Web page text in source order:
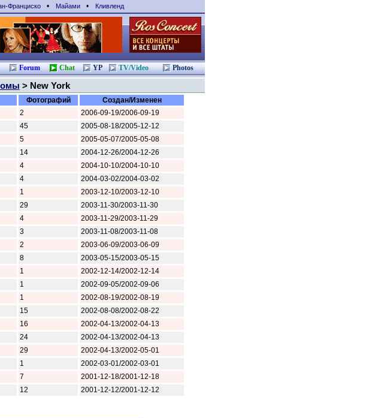
Франциcко • Майами • Кливленд
Forum Chat YP TV/Video Photos
> New York
Фотографий
Создан/Изменен
2
2006-09-19/2006-09-19
45
2005-08-18/2005-12-12
5
2005-05-07/2005-05-08
14
2004-12-26/2004-12-26
4
2004-10-10/2004-10-10
4
2004-03-02/2004-03-02
1
2003-12-10/2003-12-10
29
2003-11-30/2003-11-30
4
2003-11-29/2003-11-29
3
2003-11-08/2003-11-08
2
2003-06-09/2003-06-09
8
2003-05-15/2003-05-15
1
2002-12-14/2002-12-14
1
2002-09-05/2002-09-06
1
2002-08-19/2002-08-19
15
2002-08-08/2002-08-22
16
2002-04-13/2002-04-13
24
2002-04-13/2002-04-13
29
2002-04-13/2002-05-01
1
2002-03-01/2002-03-01
7
2001-12-18/2001-12-18
12 2001-12-12/2001-12-12